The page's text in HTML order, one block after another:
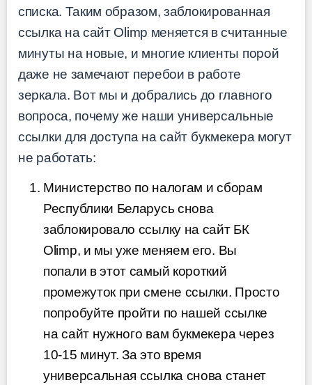
списка. Таким образом, заблокированная
ссылка на сайт Olimp меняется в считанные
минуты на новые, и многие клиенты порой
даже не замечают перебои в работе
зеркала. Вот мы и добрались до главного
вопроса, почему же наши универсальные
ссылки для доступа на сайт букмекера могут
не работать:
Министерство по налогам и сборам
Республики Беларусь снова
заблокировало ссылку на сайт БК
Olimp, и мы уже меняем его. Вы
попали в этот самый короткий
промежуток при смене ссылки. Просто
попробуйте пройти по нашей ссылке
на сайт нужного вам букмекера через
10-15 минут. За это время
универсальная ссылка снова станет